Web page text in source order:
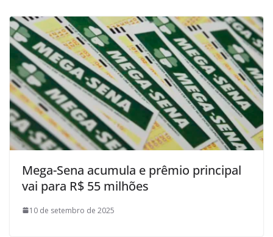
Mega-Sena acumula e prêmio principal
vai para R$ 55 milhões
10 de setembro de 2025